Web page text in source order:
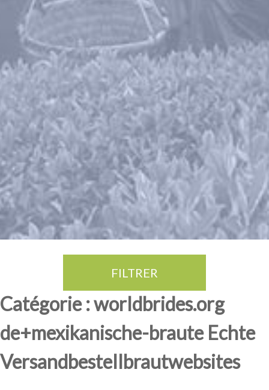
FILTRER
Catégorie : worldbrides.org
de+mexikanische-braute Echte
Versandbestellbrautwebsites